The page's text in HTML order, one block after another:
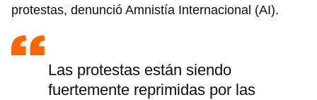
protestas, denunció Amnistía Internacional (AI).
Las protestas están siendo
fuertemente reprimidas por las